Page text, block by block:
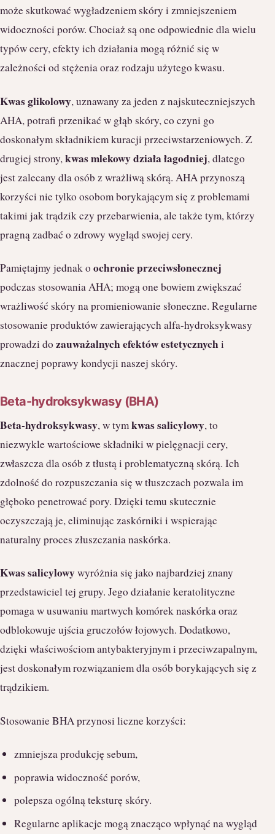
może skutkować wygładzeniem skóry i zmniejszeniem
widoczności porów. Chociaż są one odpowiednie dla wielu
typów cery, efekty ich działania mogą różnić się w
zależności od stężenia oraz rodzaju użytego kwasu.
Kwas glikolowy, uznawany za jeden z najskuteczniejszych
AHA, potrafi przenikać w głąb skóry, co czyni go
doskonałym składnikiem kuracji przeciwstarzeniowych. Z
drugiej strony,kwas mlekowy działa łagodniej, dlatego
jest zalecany dla osób z wrażliwą skórą. AHA przynoszą
korzyści nie tylko osobom borykającym się z problemami
takimi jak trądzik czy przebarwienia, ale także tym, którzy
pragną zadbać o zdrowy wygląd swojej cery.
Pamiętajmy jednak o ochronie przeciwsłonecznej
podczas stosowania AHA; mogą one bowiem zwiększać
wrażliwość skóry na promieniowanie słoneczne. Regularne
stosowanie produktów zawierających alfa-hydroksykwasy
prowadzi do zauważalnych efektów estetycznych i
znacznej poprawy kondycji naszej skóry.
Beta-hydroksykwasy (BHA)
Beta-hydroksykwasy, w tymkwas salicylowy, to
niezwykle wartościowe składniki w pielęgnacji cery,
zwłaszcza dla osób z tłustą i problematyczną skórą. Ich
zdolność do rozpuszczania się w tłuszczach pozwala im
głęboko penetrować pory. Dzięki temu skutecznie
oczyszczają je, eliminując zaskórniki i wspierając
naturalny proces złuszczania naskórka.
Kwas salicylowywyróżnia się jako najbardziej znany
przedstawiciel tej grupy. Jego działanie keratolityczne
pomaga w usuwaniu martwych komórek naskórka oraz
odblokowuje ujścia gruczołów łojowych. Dodatkowo,
dzięki właściwościom antybakteryjnym i przeciwzapalnym,
jest doskonałym rozwiązaniem dla osób borykających się z
trądzikiem.
Stosowanie BHA przynosi liczne korzyści:
zmniejsza produkcję sebum,
poprawia widoczność porów,
polepsza ogólną teksturę skóry.
Regularne aplikacje mogą znacząco wpłynąć na wygląd